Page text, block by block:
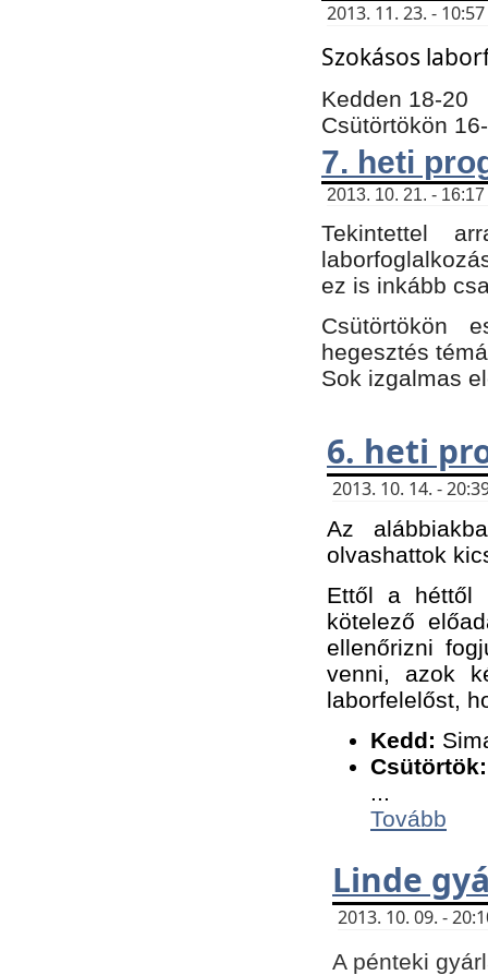
2013. 11. 23. -
Szokásos
Kedden 18-20
Csütörtökön
7. heti
2013. 10. 21. -
Tekintettel
ez is inkább
Csütörtökön
hegesztés
Sok izgalmas
6. heti
2013. 10. 14. -
Az
olvashattok
Ettől a héttől
kötelező
ellenőrizni
venni, azok
laborfelelőst,
Kedd:
Csütörtök:
...
Tovább
Linde
2013. 10. 09. -
A pénteki